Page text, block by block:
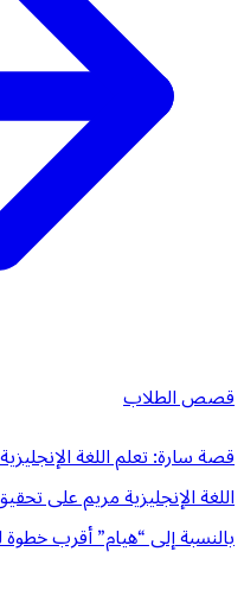
قصص الطلاب
قصة سارة: تعلم اللغة
اللغة الإنجليزية مريم على
بالنسبة إلى “هيام” أقرب خطوة